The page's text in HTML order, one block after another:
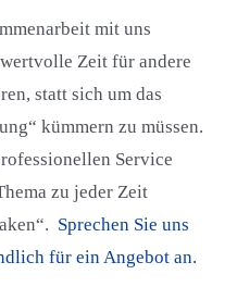
mit uns
Zeit für andere
statt sich um das
kümmern zu müssen.
Service
zu jeder Zeit
Sprechen Sie uns
für ein Angebot an.